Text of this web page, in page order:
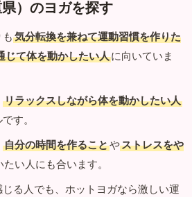
）のヨガを探す
気分転換を兼ねて運動習慣を作りた
じて体を動かしたい人に向いていま
リラックスしながら体を動かしたい人
す。
自分の時間を作ることやストレスをや
い人にも合います。
る人でも、ホットヨガなら激しい運